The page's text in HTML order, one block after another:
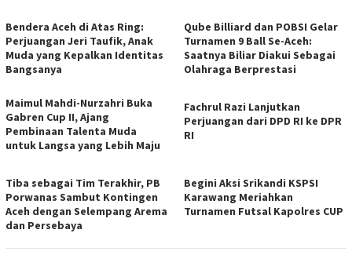
Bendera Aceh di Atas Ring:
Perjuangan Jeri Taufik, Anak
Muda yang Kepalkan Identitas
Bangsanya
Qube Billiard dan POBSI Gelar
Turnamen 9 Ball Se-Aceh:
Saatnya Biliar Diakui Sebagai
Olahraga Berprestasi
Maimul Mahdi-Nurzahri Buka
Gabren Cup II, Ajang
Pembinaan Talenta Muda
untuk Langsa yang Lebih Maju
Fachrul Razi Lanjutkan
Perjuangan dari DPD RI ke DPR
RI
Tiba sebagai Tim Terakhir, PB
Porwanas Sambut Kontingen
Aceh dengan Selempang Arema
dan Persebaya
Begini Aksi Srikandi KSPSI
Karawang Meriahkan
Turnamen Futsal Kapolres CUP